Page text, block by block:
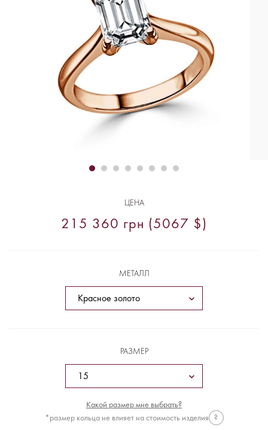
ЦЕНА
215 360 грн (5067 $)
МЕТАЛЛ
РАЗМЕР
Какой размер мне выбрать?
*размер кольца не влияет на стоимость изделия
?